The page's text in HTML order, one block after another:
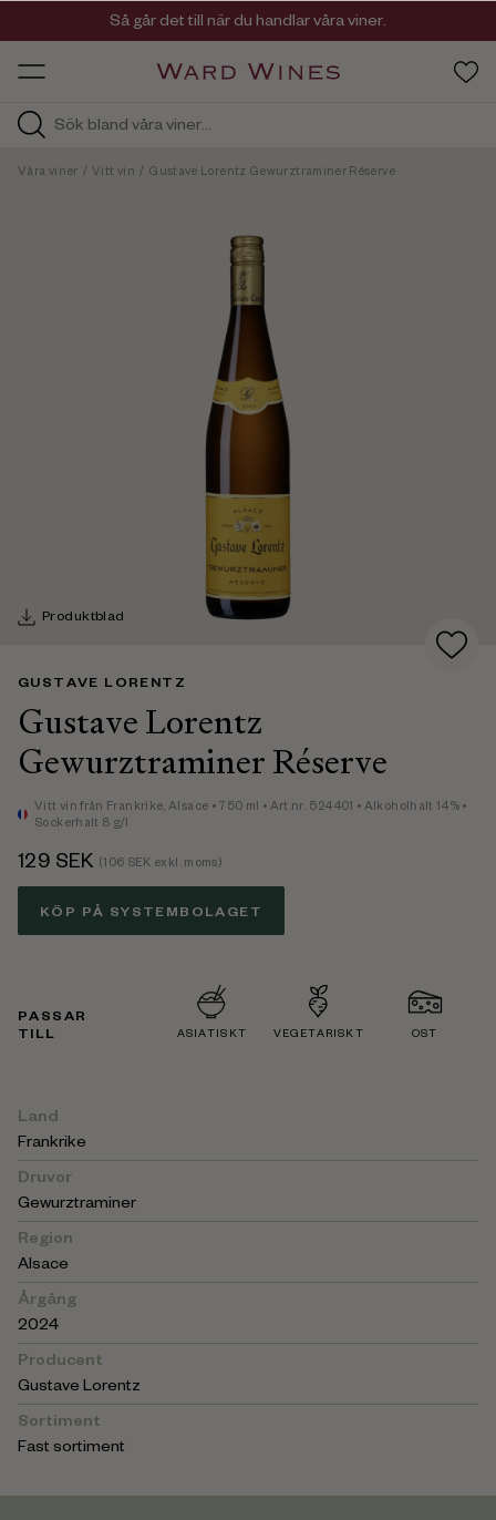
HOS
Viner med kvalitet, ursprung & personlighet
Så går det till när du handlar våra viner.
Våra viner / Vitt vin / Gustave Lorentz Gewurztraminer Réserve
Produktblad
GUSTAVE LORENTZ
Gustave Lorentz
Gewurztraminer Réserve
Vitt vin från Frankrike,Alsace • 750 ml • Art.nr. 524401 • Alkoholhalt 14% •
Sockerhalt 8 g/l
129 SEK (106 SEK exkl. moms)
KÖP PÅ SYSTEMBOLAGET
PASSAR
TILL
ASIATISKT VEGETARISKT OST
Land
Frankrike
Druvor
Gewurztraminer
Region
Alsace
Årgång
2024
Producent
Gustave Lorentz
Sortiment
Fast sortiment